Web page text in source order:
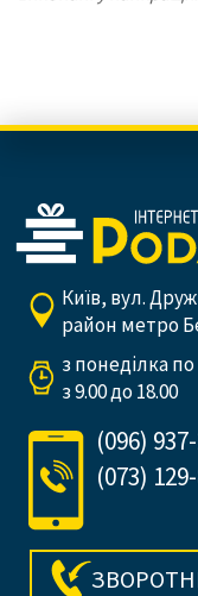
Київ, вул.
район метро
з понеділка
з 9.00 до 18.00
(096)
(073)